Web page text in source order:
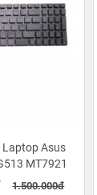
Laptop Asus
MT7921
1.500.000đ